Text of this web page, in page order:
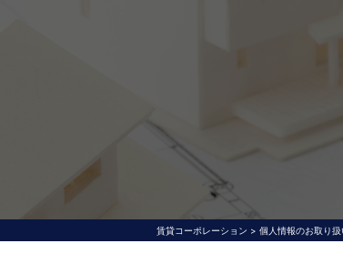
賃貸コーポレーション > 個人情報のお取り扱